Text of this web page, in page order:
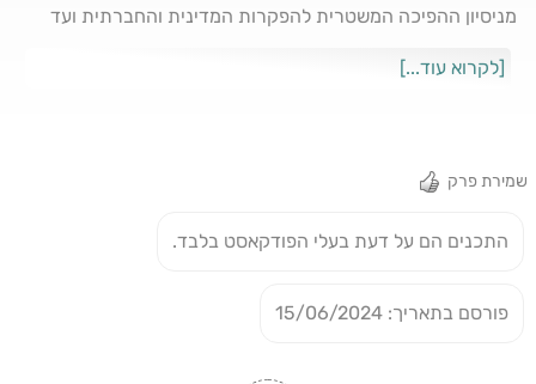
מניסיון ההפיכה המשטרית להפקרות המדינית והחברתית ועד
אסתי סגל הוא מדבר על מדדים שעל פיהם ניתן למדוד את
במיוחד לתופעת ההגירה ("ירידה") המתרחבת, בעיקר של כוחות
שהתופעות האלה מסכנות את עצם קיומה של המדינה, שע"פ
יחד עם אוקראינה בסכנת התפרקות ממשית. ועדיין, הוא מאמין
[לקרוא עוד...]
שמירת פרק
התכנים הם על דעת בעלי הפודקאסט בלבד.
פורסם בתאריך: 15/06/2024